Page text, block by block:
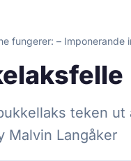
fungerer: – Imponerande
teken ut
Malvin Langåker